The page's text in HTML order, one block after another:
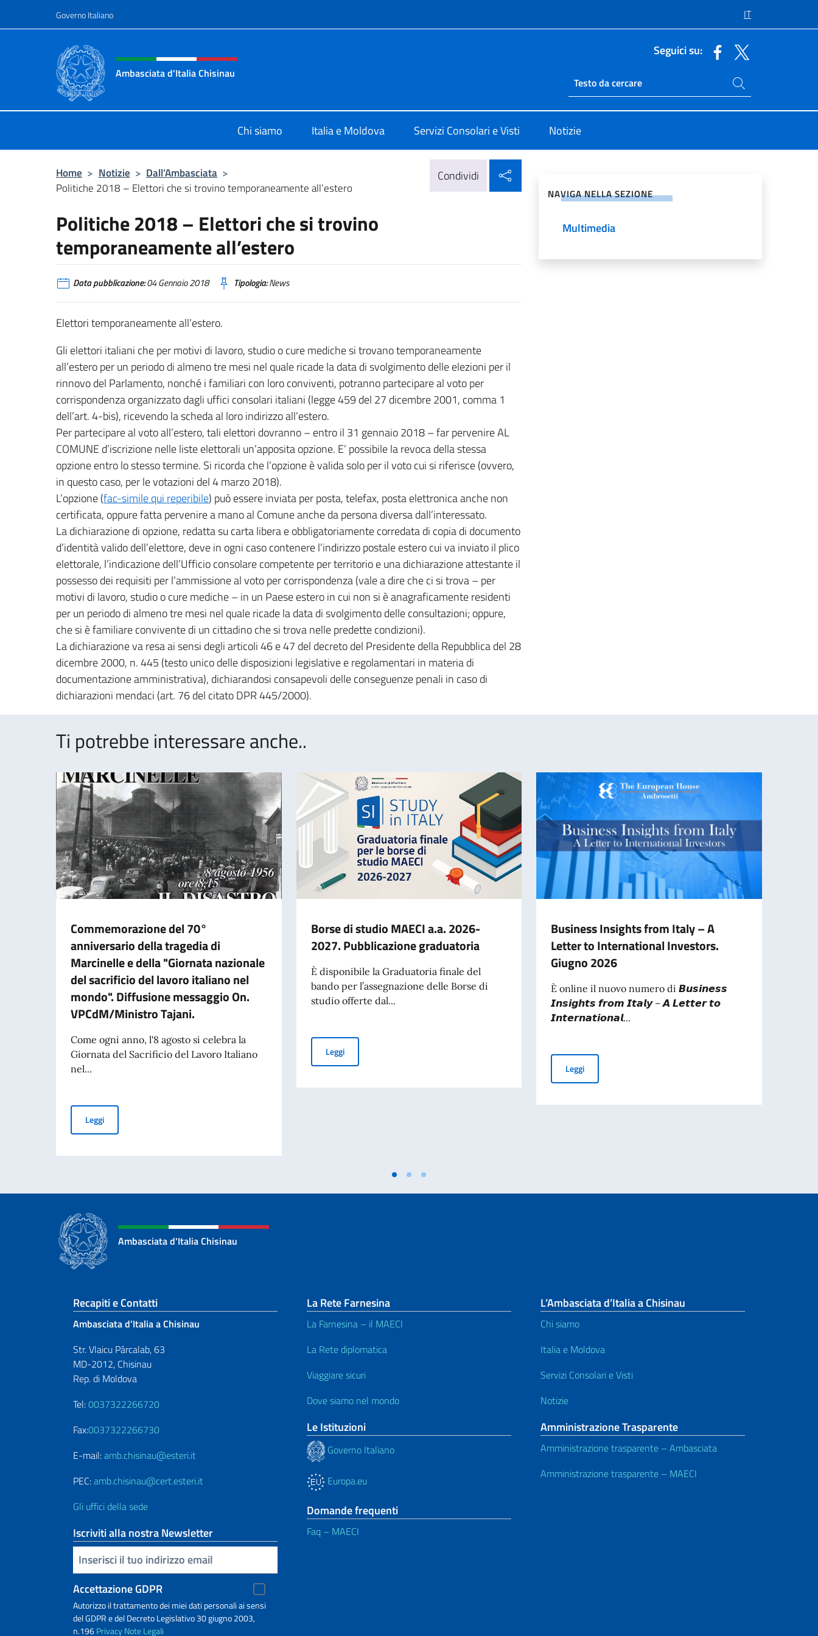
Governo Italiano IT
Intestazione sito, social e menù
Ambasciata d'Italia Chisinau
Seguici su:
Ricerca sito live
Cerca nel sito
Chi siamo Italia e Moldova Servizi Consolari e Visti Notizie
Home > Notizie > Dall’Ambasciata >
Politiche 2018 – Elettori che si trovino temporaneamente all’estero
Condividi
Politiche 2018 – Elettori che si trovino
temporaneamente all’estero
Data pubblicazione:04 Gennaio 2018 Tipologia:News
Elettori temporaneamente all’estero.
Gli elettori italiani che per motivi di lavoro, studio o cure mediche si trovano temporaneamente
all’estero per un periodo di almeno tre mesi nel quale ricade la data di svolgimento delle elezioni per il
rinnovo del Parlamento, nonché i familiari con loro conviventi, potranno partecipare al voto per
corrispondenza organizzato dagli uffici consolari italiani (legge 459 del 27 dicembre 2001, comma 1
dell’art. 4-bis), ricevendo la scheda al loro indirizzo all’estero.
Per partecipare al voto all’estero, tali elettori dovranno – entro il 31 gennaio 2018 – far pervenire AL
COMUNE d’iscrizione nelle liste elettorali un’apposita opzione. E’ possibile la revoca della stessa
opzione entro lo stesso termine. Si ricorda che l’opzione è valida solo per il voto cui si riferisce (ovvero,
in questo caso, per le votazioni del 4 marzo 2018).
L’opzione (fac-simile qui reperibile) può essere inviata per posta, telefax, posta elettronica anche non
certificata, oppure fatta pervenire a mano al Comune anche da persona diversa dall’interessato.
La dichiarazione di opzione, redatta su carta libera e obbligatoriamente corredata di copia di documento
d’identità valido dell’elettore, deve in ogni caso contenere l’indirizzo postale estero cui va inviato il plico
elettorale, l’indicazione dell’Ufficio consolare competente per territorio e una dichiarazione attestante il
possesso dei requisiti per l’ammissione al voto per corrispondenza (vale a dire che ci si trova – per
motivi di lavoro, studio o cure mediche – in un Paese estero in cui non si è anagraficamente residenti
per un periodo di almeno tre mesi nel quale ricade la data di svolgimento delle consultazioni; oppure,
che si è familiare convivente di un cittadino che si trova nelle predette condizioni).
La dichiarazione va resa ai sensi degli articoli 46 e 47 del decreto del Presidente della Repubblica del 28
dicembre 2000, n. 445 (testo unico delle disposizioni legislative e regolamentari in materia di
documentazione amministrativa), dichiarandosi consapevoli delle conseguenze penali in caso di
dichiarazioni mendaci (art. 76 del citato DPR 445/2000).
NAVIGA NELLA SEZIONE
Multimedia
Ti potrebbe interessare anche..
Commemorazione del 70°
anniversario della tragedia di
Marcinelle e della "Giornata nazionale
del sacrificio del lavoro italiano nel
mondo". Diffusione messaggio On.
VPCdM/Ministro Tajani.
Come ogni anno, l'8 agosto si celebra la
Giornata del Sacrificio del Lavoro Italiano
nel...
LeggiCommemorazione del 70° anniversario della tragedia di Marcinelle e della "Giornata nazionale del sacrificio del lavoro italiano nel mondo". Diffusione messaggio On. VPCdM/Ministro Tajani.
Borse di studio MAECI a.a. 2026-
2027. Pubblicazione graduatoria
È disponibile la Graduatoria finale del
bando per l’assegnazione delle Borse di
studio offerte dal...
LeggiBorse di studio MAECI a.a. 2026-2027. Pubblicazione graduatoria
Business Insights from Italy – A
Letter to International Investors.
Giugno 2026
È online il nuovo numero di 𝘽𝙪𝙨𝙞𝙣𝙚𝙨𝙨
𝙄𝙣𝙨𝙞𝙜𝙝𝙩𝙨 𝙛𝙧𝙤𝙢 𝙄𝙩𝙖𝙡𝙮 – 𝘼 𝙇𝙚𝙩𝙩𝙚𝙧 𝙩𝙤
𝙄𝙣𝙩𝙚𝙧𝙣𝙖𝙩𝙞𝙤𝙣𝙖𝙡...
LeggiBusiness Insights from Italy – A Letter to International
Ambasciata d'Italia Chisinau
Sezione footer
Recapiti e Contatti
Ambasciata d’Italia a Chisinau
Str. Vlaicu Pârcalab, 63
MD-2012, Chisinau
Rep. di Moldova
Tel:0037322266720
Fax:0037322266730
E-mail:amb.chisinau@esteri.it
PEC:amb.chisinau@cert.esteri.it
Gli uffici della sede
Iscriviti alla nostra Newsletter
Inserisci la tua email
Accettazione GDPR
Autorizzo il trattamento dei miei dati personali ai sensi
del GDPR e del Decreto Legislativo 30 giugno 2003,
n.196PrivacyNote Legali
La Rete Farnesina
La Farnesina – il MAECI
La Rete diplomatica
Viaggiare sicuri
Dove siamo nel mondo
Le Istituzioni
Governo Italiano
Europa.eu
Domande frequenti
Faq – MAECI
L’Ambasciata d’Italia a Chisinau
Chi siamo
Italia e Moldova
Servizi Consolari e Visti
Notizie
Amministrazione Trasparente
Amministrazione trasparente – Ambasciata
Amministrazione trasparente – MAECI